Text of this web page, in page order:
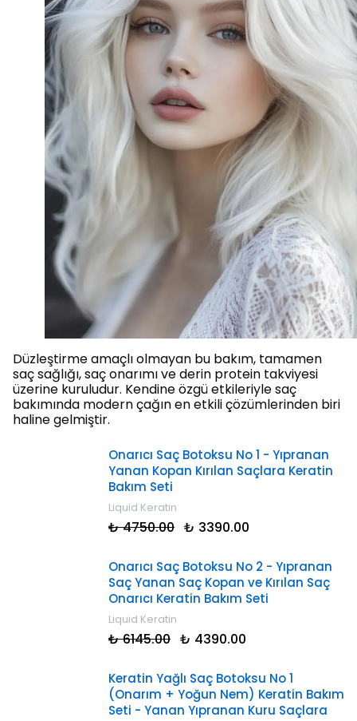
Düzleştirme amaçlı olmayan bu bakım, tamamen
saç sağlığı, saç onarımı ve derin protein takviyesi
üzerine kuruludur. Kendine özgü etkileriyle saç
bakımında modern çağın en etkili çözümlerinden biri
haline gelmiştir.
Onarıcı Saç Botoksu No 1 - Yıpranan
Yanan Kopan Kırılan Saçlara Keratin
Bakım Seti
Liquid Keratin
₺ 4750.00 ₺ 3390.00
Onarıcı Saç Botoksu No 2 - Yıpranan
Saç Yanan Saç Kopan ve Kırılan Saç
Onarıcı Keratin Bakım Seti
Liquid Keratin
₺ 6145.00 ₺ 4390.00
Keratin Yağlı Saç Botoksu No 1
(Onarım + Yoğun Nem) Keratin Bakım
Seti - Yanan Yıpranan Kuru Saçlara